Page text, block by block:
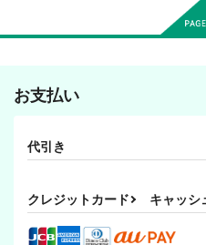
お支払い
代引き
クレジットカード キャッシ